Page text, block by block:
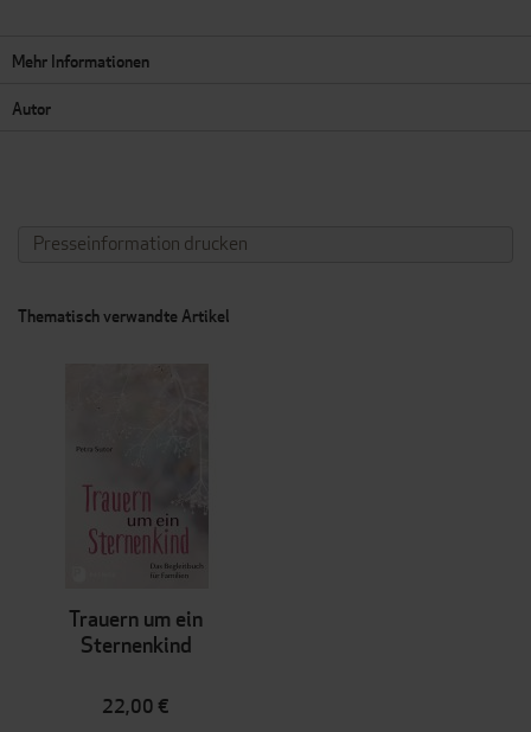
Mehr Informationen
Autor
Presseinformation drucken
Thematisch verwandte Artikel
Trauern um ein
Sternenkind
22,00 €